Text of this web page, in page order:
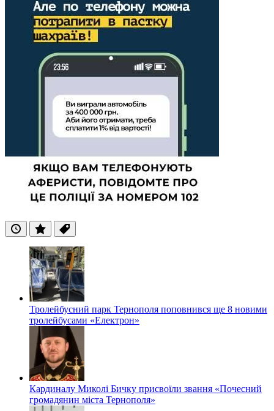
ОстанніПопулярні
Теги
Тролейбусний парк Тернополя поповнився ще 8 новими
тролейбусами «Електрон»
Кардиналу Миколі Бичку присвоїли звання «Почесний
громадянин міста Тернополя»